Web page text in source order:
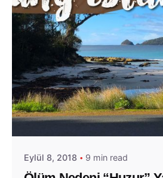
Posted by
Evim Çantada
Eylül 8, 2018 9 min read